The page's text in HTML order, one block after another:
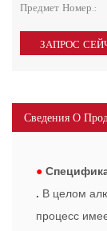
Предмет Номер.:
ЗАПРОС
Сведения О
●
. В целом
процесс